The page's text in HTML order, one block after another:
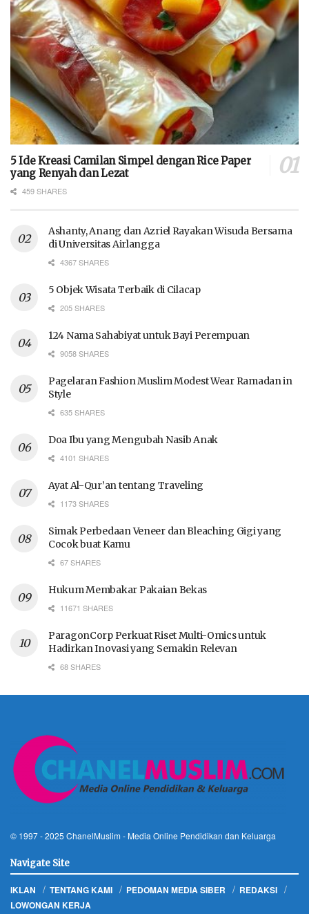
5 Ide Kreasi Camilan Simpel dengan Rice Paper
yang Renyah dan Lezat
459 SHARES
Ashanty, Anang dan Azriel Rayakan Wisuda Bersama
di Universitas Airlangga
4367 SHARES
5 Objek Wisata Terbaik di Cilacap
205 SHARES
124 Nama Sahabiyat untuk Bayi Perempuan
9058 SHARES
Pagelaran Fashion Muslim Modest Wear Ramadan in
Style
635 SHARES
Doa Ibu yang Mengubah Nasib Anak
4101 SHARES
Ayat Al-Qur’an tentang Traveling
1173 SHARES
Simak Perbedaan Veneer dan Bleaching Gigi yang
Cocok buat Kamu
67 SHARES
Hukum Membakar Pakaian Bekas
11671 SHARES
ParagonCorp Perkuat Riset Multi-Omics untuk
Hadirkan Inovasi yang Semakin Relevan
68 SHARES
© 1997 - 2025 ChanelMuslim - Media Online Pendidikan dan Keluarga
Navigate Site
IKLAN TENTANG KAMI PEDOMAN MEDIA SIBER
REDAKSI
LOWONGAN KERJA